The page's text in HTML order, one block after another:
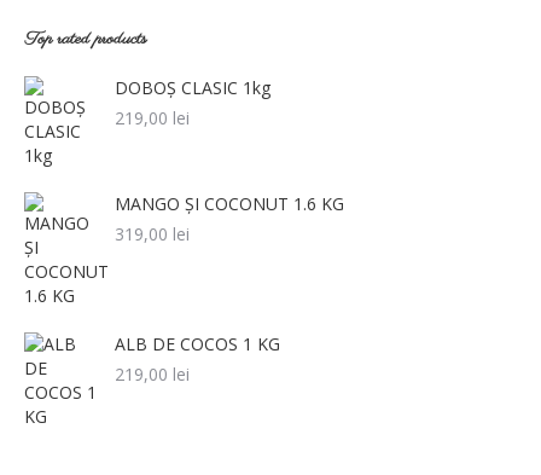
Top rated products
DOBOȘ CLASIC 1kg
219,00 lei
MANGO ȘI COCONUT 1.6 KG
319,00 lei
ALB DE COCOS 1 KG
219,00 lei